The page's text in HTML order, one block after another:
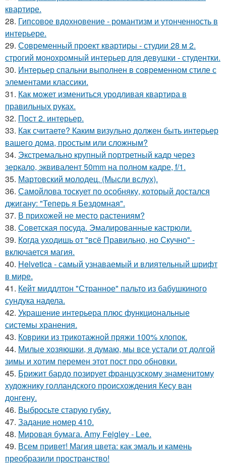
квартире.
28. Гипсовое вдохновение - романтизм и утонченность в
интерьере.
29. Современный проект квартиры - студии 28 м 2.
строгий монохромный интерьер для девушки - студентки.
30. Интерьер спальни выполнен в современном стиле с
элементами классики.
31. Как может измениться уродливая квартира в
правильных руках.
32. Пост 2. интерьер.
33. Как считаете? Каким визульно должен быть интерьер
вашего дома, простым или сложным?
34. Экстремально крупный портретный кадр через
зеркало, эквивалент 50mm на полном кадре, f/1.
35. Мартовский молодец. (Мысли вслух).
36. Самойлова тоскует по особняку, который достался
джигану: "Теперь я Бездомная".
37. В прихожей не место растениям?
38. Советская посуда. Эмалированные кастрюли.
39. Когда уходишь от "всё Правильно, но Скучно" -
включается магия.
40. Helvetica - самый узнаваемый и влиятельный шрифт
в мире.
41. Кейт миддлтон "Странное" пальто из бабушкиного
сундука надела.
42. Украшение интерьера плюс функциональные
системы хранения.
43. Коврики из трикотажной пряжи 100% хлопок.
44. Милые хозяюшки, я думаю, мы все устали от долгой
зимы и хотим перемен этот пост про обновки.
45. Брижит бардо позирует французскому знаменитому
художнику голландского происхождения Кесу ван
донгену.
46. Выбросьте старую губку.
47. Задание номер 410.
48. Мировая бумага. Amy Feigley - Lee.
49. Всем привет! Магия цвета: как эмаль и камень
преобразили пространство!